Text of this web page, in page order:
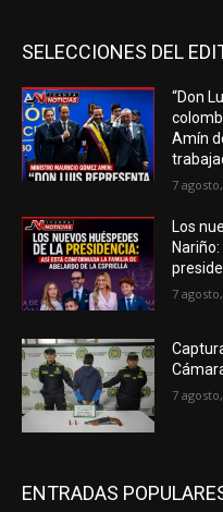
SELECCIONES DEL
“Don
Amín
7
Los
7
7
ENTRADAS